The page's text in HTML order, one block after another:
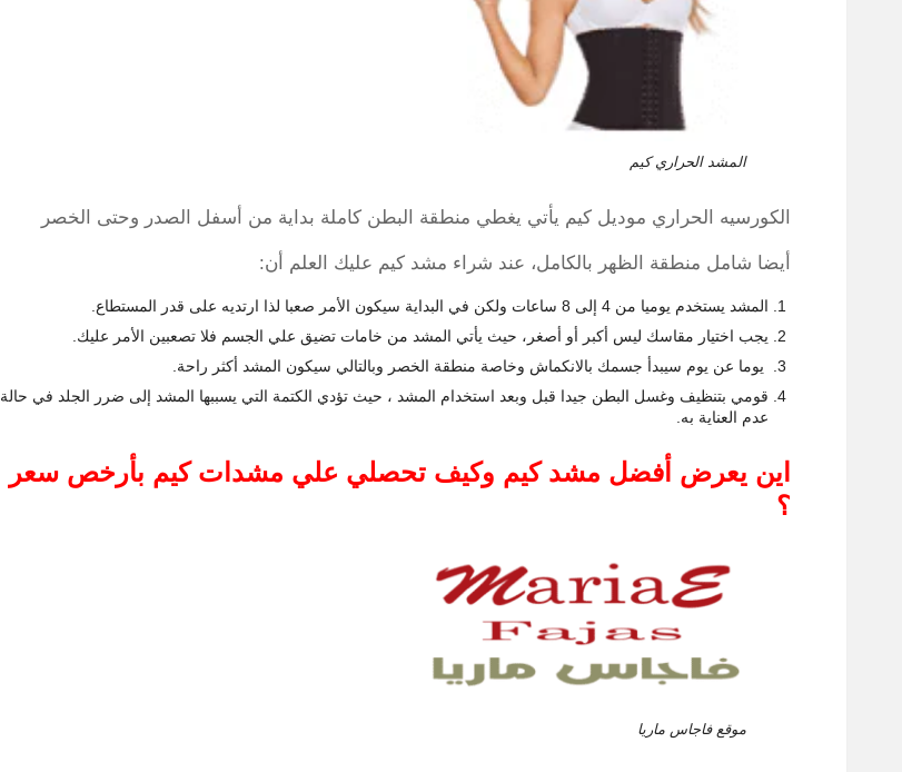
المشد الحراري كيم
الكورسيه الحراري موديل كيم يأتي يغطي منطقة البطن كاملة بداية من أسفل الصدر وحتى الخصر
أيضا شامل منطقة الظهر بالكامل، عند شراء مشد كيم عليك العلم أن:
المشد يستخدم يوميا من 4 إلى 8 ساعات ولكن في البداية سيكون الأمر صعبا لذا ارتديه على قدر المستطاع.
يجب اختيار مقاسك ليس أكبر أو أصغر، حيث يأتي المشد من خامات تضيق علي الجسم فلا تصعبين الأمر عليك.
يوما عن يوم سيبدأ جسمك بالانكماش وخاصة منطقة الخصر وبالتالي سيكون المشد أكثر راحة.
قومي بتنظيف وغسل البطن جيدا قبل وبعد استخدام المشد ، حيث تؤدي الكتمة التي يسببها المشد إلى ضرر الجلد في حالة
عدم العناية به.
اين يعرض أفضل مشد كيم وكيف تحصلي علي مشدات كيم بأرخص سعر
؟
موقع فاجاس ماريا